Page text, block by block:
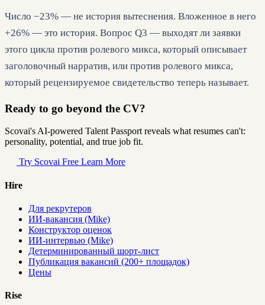
Число −23% — не история вытеснения. Вложенное в него
+26% — это история. Вопрос Q3 — выходят ли заявки
этого цикла против ролевого микса, который описывает
заголовочный нарратив, или против ролевого микса,
который рецензируемое свидетельство теперь называет.
Ready to go beyond the CV?
Scovai's AI-powered Talent Passport reveals what resumes can't:
personality, potential, and true job fit.
Try Scovai Free Learn More
Hire
Для рекрутеров
ИИ-вакансия (Mike)
Конструктор оценок
ИИ-интервью (Mike)
Детерминированный шорт-лист
Публикация вакансий (200+ площадок)
Цены
Rise